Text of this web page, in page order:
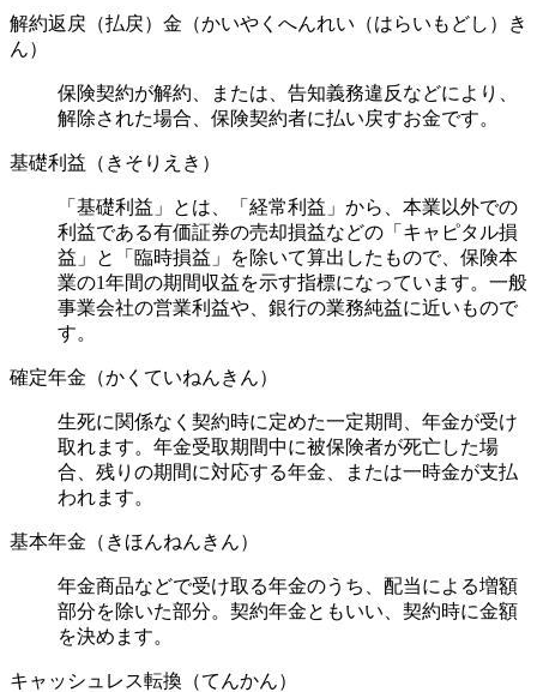
解約返戻（払戻）金（かいやくへんれい（はらいもどし）き
ん）
保険契約が解約、または、告知義務違反などにより、
解除された場合、保険契約者に払い戻すお金です。
基礎利益（きそりえき）
「基礎利益」とは、「経常利益」から、本業以外での
利益である有価証券の売却損益などの「キャピタル損
益」と「臨時損益」を除いて算出したもので、保険本
業の1年間の期間収益を示す指標になっています。一般
事業会社の営業利益や、銀行の業務純益に近いもので
す。
確定年金（かくていねんきん）
生死に関係なく契約時に定めた一定期間、年金が受け
取れます。年金受取期間中に被保険者が死亡した場
合、残りの期間に対応する年金、または一時金が支払
われます。
基本年金（きほんねんきん）
年金商品などで受け取る年金のうち、配当による増額
部分を除いた部分。契約年金ともいい、契約時に金額
を決めます。
キャッシュレス転換（てんかん）